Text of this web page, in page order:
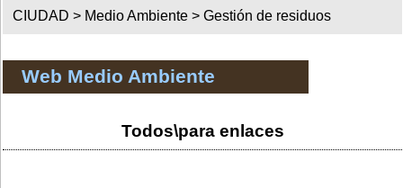
CIUDAD > Medio Ambiente >Gestión de residuos
Web Medio Ambiente
Todos\para enlaces